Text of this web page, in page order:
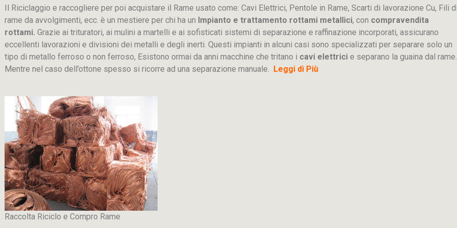
Il Riciclaggio e raccogliere per poi acquistare il Rame usato come: Cavi Elettrici, Pentole in Rame, Scarti di lavorazione Cu, Fili
rame da avvolgimenti, ecc. è un mestiere per chi ha un Impianto e trattamento rottami metallici, con compravendita
rottami. Grazie ai trituratori, ai mulini a martelli e ai sofisticati sistemi di separazione e raffinazione incorporati, assicurano
eccellenti lavorazioni e divisioni dei metalli e degli inerti. Questi impianti in alcuni casi sono specializzati per separare solo un
tipo di metallo ferroso o non ferroso, Esistono ormai da anni macchine che tritano i cavi elettrici e separano la guaina dal rame.
Mentre nel caso dell’ottone spesso si ricorre ad una separazione manuale.
Leggi di Più
Raccolta Riciclo e Compro Rame